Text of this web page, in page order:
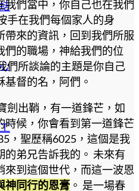
們當中，你自己也在我們
手在我們每個家人的身
帶來的資訊，回到我們所服
們的職場，神給我們的位
們所談論的主題是你自己
督的名，阿們。
劍出鞘，有一道鋒芒，如
時候，你會看到第一道鋒芒
，聖歷稱6025，這個是我
弟兄告訴我的。 未來有
到這個世代，而這一波恩
神同行的恩膏 。 是一場春